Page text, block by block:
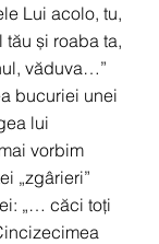
Lui acolo, tu,
tău și roaba ta,
văduva…”
bucuriei unei
lui
vorbim
„zgârieri”
„… căci toți